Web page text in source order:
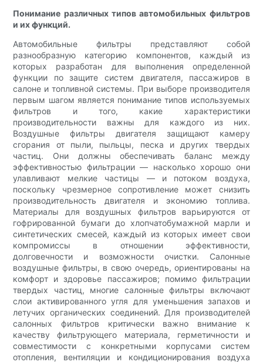
Понимание различных типов автомобильных фильтров
и их функций.
Автомобильные фильтры представляют собой
разнообразную категорию компонентов, каждый из
которых разработан для выполнения определенной
функции по защите систем двигателя, пассажиров в
салоне и топливной системы. При выборе производителя
первым шагом является понимание типов используемых
фильтров и того, какие характеристики
производительности важны для каждого из них.
Воздушные фильтры двигателя защищают камеру
сгорания от пыли, пыльцы, песка и других твердых
частиц. Они должны обеспечивать баланс между
эффективностью фильтрации — насколько хорошо они
улавливают мелкие частицы — и потоком воздуха,
поскольку чрезмерное сопротивление может снизить
производительность двигателя и экономию топлива.
Материалы для воздушных фильтров варьируются от
гофрированной бумаги до хлопчатобумажной марли и
синтетических смесей, каждый из которых имеет свои
компромиссы в отношении эффективности,
долговечности и возможности очистки. Салонные
воздушные фильтры, в свою очередь, ориентированы на
комфорт и здоровье пассажиров; помимо фильтрации
твердых частиц, многие салонные фильтры включают
слои активированного угля для уменьшения запахов и
летучих органических соединений. Для производителей
салонных фильтров критически важно внимание к
качеству фильтрующего материала, герметичности и
совместимости с конкретными корпусами систем
отопления, вентиляции и кондиционирования воздуха